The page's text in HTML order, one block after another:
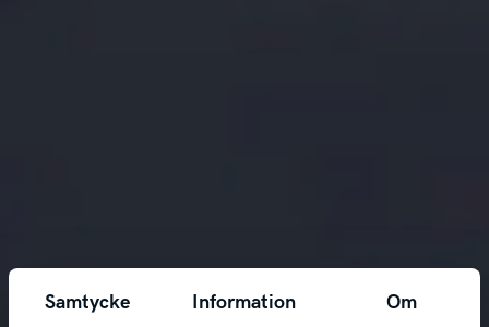
Samtycke Information Om